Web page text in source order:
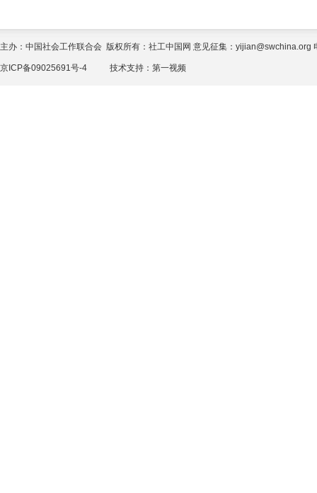
主办：中国社会工作联合会 版权所有：社工中国网 意见征集：yijian@swchina.org
京ICP备09025691号-4 技术支持： 第一视频